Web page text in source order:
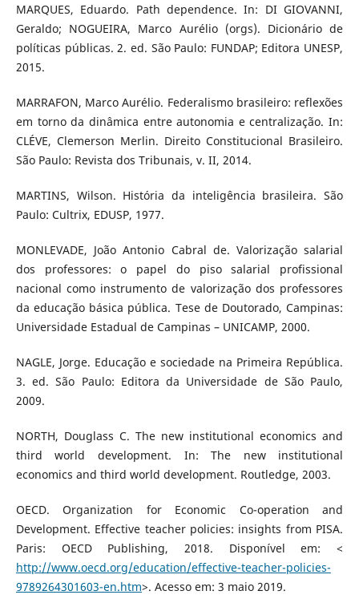
MARQUES, Eduardo. Path dependence. In: DI GIOVANNI,
Geraldo; NOGUEIRA, Marco Aurélio (orgs). Dicionário de
políticas públicas. 2. ed. São Paulo: FUNDAP; Editora UNESP,
2015.
MARRAFON, Marco Aurélio. Federalismo brasileiro: reflexões
em torno da dinâmica entre autonomia e centralização. In:
CLÉVE, Clemerson Merlin. Direito Constitucional Brasileiro.
São Paulo: Revista dos Tribunais, v. II, 2014.
MARTINS, Wilson. História da inteligência brasileira. São
Paulo: Cultrix, EDUSP, 1977.
MONLEVADE, João Antonio Cabral de. Valorização salarial
dos professores: o papel do piso salarial profissional
nacional como instrumento de valorização dos professores
da educação básica pública. Tese de Doutorado, Campinas:
Universidade Estadual de Campinas – UNICAMP, 2000.
NAGLE, Jorge. Educação e sociedade na Primeira República.
3. ed. São Paulo: Editora da Universidade de São Paulo,
2009.
NORTH, Douglass C. The new institutional economics and
third world development. In: The new institutional
economics and third world development. Routledge, 2003.
OECD. Organization for Economic Co-operation and
Development. Effective teacher policies: insights from PISA.
Paris: OECD Publishing, 2018. Disponível em: <
http://www.oecd.org/education/effective-teacher-policies-
9789264301603-en.htm>. Acesso em: 3 maio 2019.